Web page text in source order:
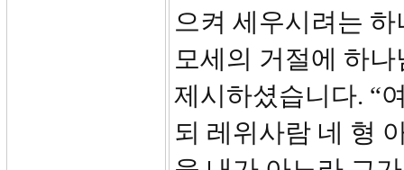
으켜 세우시려는
모세의 거절에 하
제시하셨습니다. “
되 레위사람 네 형